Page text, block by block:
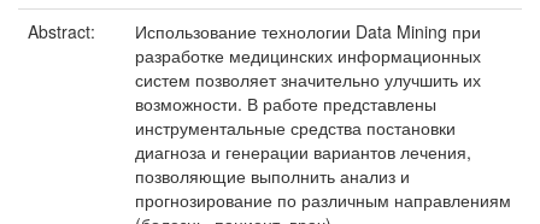
Abstract:
Использование технологии Data Mining при
разработке медицинских информационных
систем позволяет значительно улучшить их
возможности. В работе представлены
инструментальные средства постановки
диагноза и генерации вариантов лечения,
позволяющие выполнить анализ и
прогнозирование по различным направлениям